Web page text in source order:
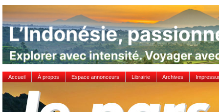
Accueil À propos Espace annonceurs Librairie Archives